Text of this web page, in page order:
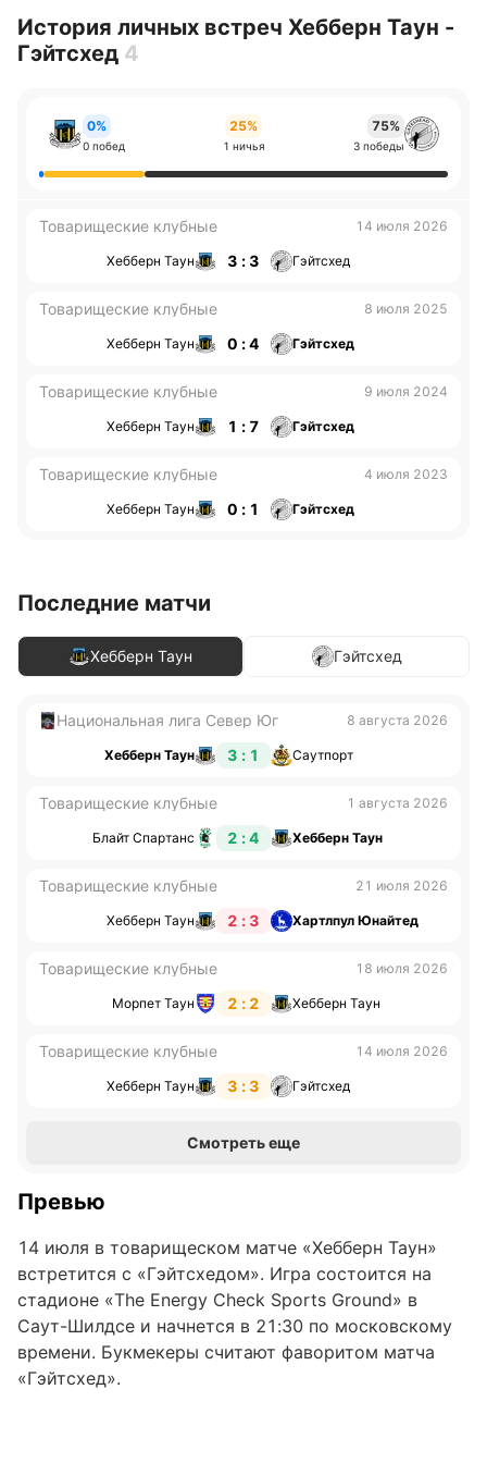
История личных встреч Хебберн Таун -
Гэйтсхед 4
0%
0 побед
25%
1 ничья
75%
3 победы
Товарищеские клубные 14 июля 2026
Хебберн Таун 3 : 3 Гэйтсхед
Товарищеские клубные 8 июля 2025
Хебберн Таун 0 : 4 Гэйтсхед
Товарищеские клубные 9 июля 2024
Хебберн Таун 1 : 7 Гэйтсхед
Товарищеские клубные 4 июля 2023
Хебберн Таун 0 : 1 Гэйтсхед
Последние матчи
Хебберн Таун Гэйтсхед
Национальная лига Север Юг 8 августа 2026
Хебберн Таун 3 : 1 Саутпорт
Товарищеские клубные 1 августа 2026
Блайт Спартанс 2 : 4 Хебберн Таун
Товарищеские клубные 21 июля 2026
Хебберн Таун 2 : 3 Хартлпул Юнайтед
Товарищеские клубные 18 июля 2026
Морпет Таун 2 : 2 Хебберн Таун
Товарищеские клубные 14 июля 2026
Хебберн Таун 3 : 3 Гэйтсхед
Смотреть еще
Превью
14 июля в товарищеском матче «Хебберн Таун»
встретится с «Гэйтсхедом». Игра состоится на
стадионе «The Energy Check Sports Ground» в
Саут-Шилдсе и начнется в 21:30 по московскому
времени. Букмекеры считают фаворитом матча
«Гэйтсхед».